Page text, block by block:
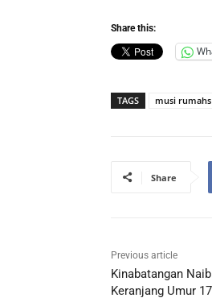
Share this:
TAGS musi
Share
Previous article
Kinabatangan
Keranjang Umur